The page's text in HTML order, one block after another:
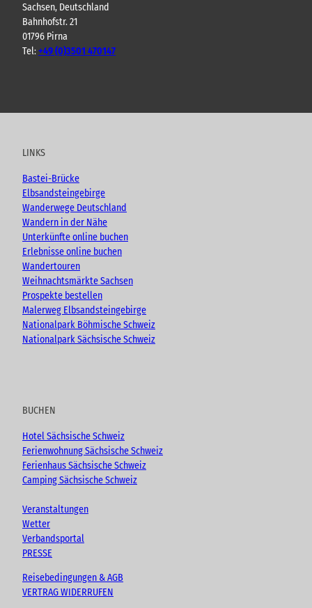
Sachsen, Deutschland
Bahnhofstr. 21
01796 Pirna
Tel:+49 (0)3501 470147
u
b
e
c
o
k
s
r
a
m
o
LINKS
Bastei-Brücke
Elbsandsteingebirge
Wanderwege Deutschland
Wandern in der Nähe
Unterkünfte online buchen
Erlebnisse online buchen
Wandertouren
Weihnachtsmärkte Sachsen
Prospekte bestellen
Malerweg Elbsandsteingebirge
Nationalpark Böhmische Schweiz
Nationalpark Sächsische Schweiz
BUCHEN
Hotel Sächsische Schweiz
Ferienwohnung Sächsische Schweiz
Ferienhaus Sächsische Schweiz
Camping Sächsische Schweiz
Veranstaltungen
Wetter
Verbandsportal
PRESSE
Reisebedingungen & AGB
VERTRAG WIDERRUFEN